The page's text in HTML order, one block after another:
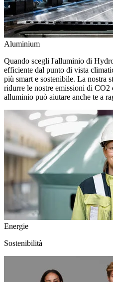
Aluminium
Quando scegli l'alluminio di
efficiente dal punto di vista
più smart e sostenibile. La nostra
ridurre le nostre emissioni di
alluminio può aiutare anche te a
Energie
Sostenibilità